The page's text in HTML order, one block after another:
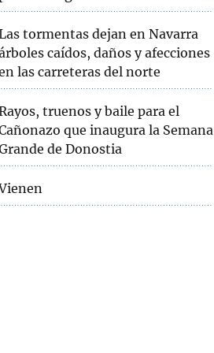
tormentas dejan en Navarra
caídos, daños y afecciones
las carreteras del norte
truenos y baile para el
que inaugura la Semana
de Donostia